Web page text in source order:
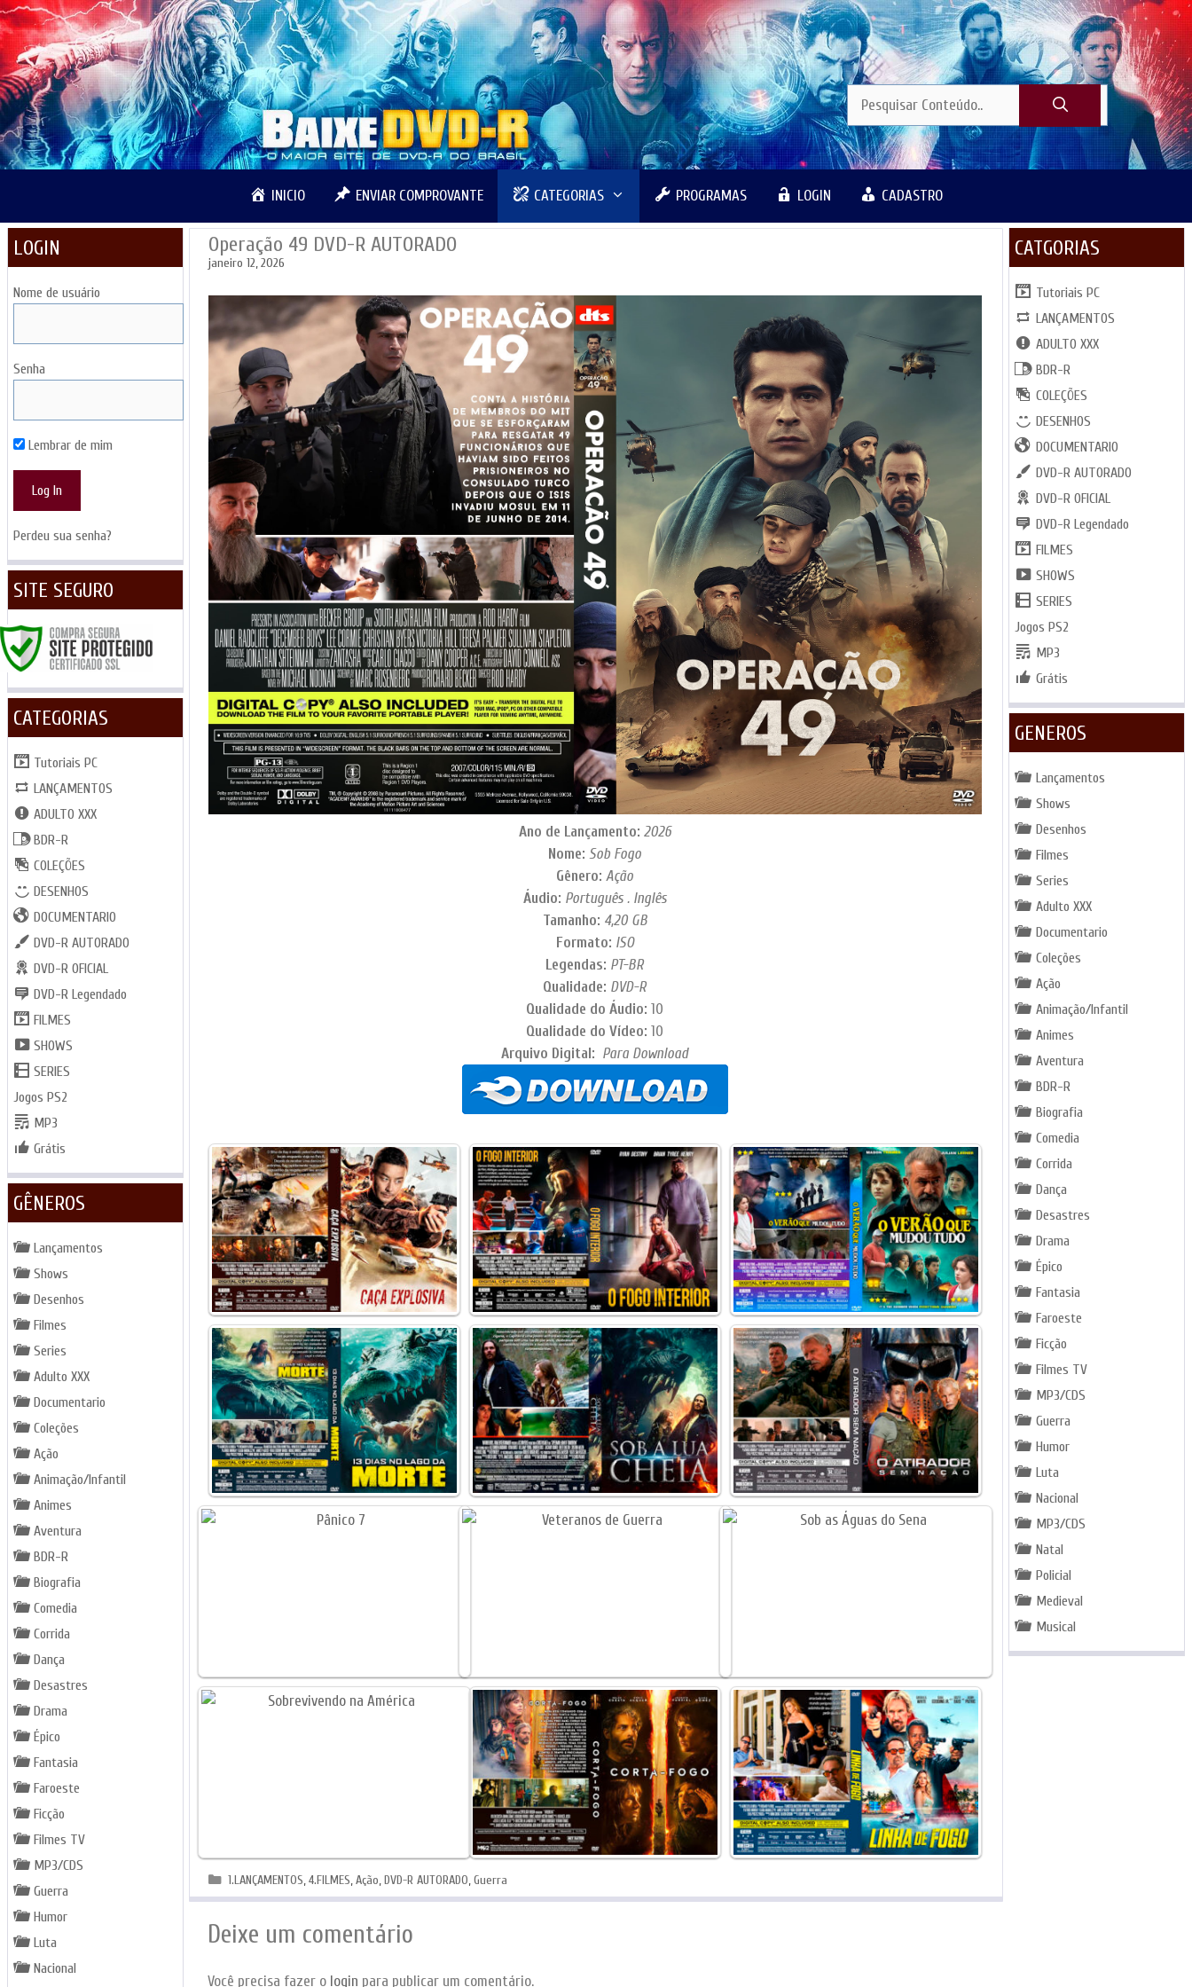
Pular
para
o
conteúdo
INICIO ENVIAR COMPROVANTE CATEGORIAS PROGRAMAS LOGIN CADASTRO
Operação 49 DVD-R AUTORADO
janeiro 12, 2026
Ano de Lançamento: 2026
Nome:Sob Fogo
Gênero:Ação
Áudio: Português . Inglês
Tamanho: 4,20 GB
Formato: ISO
Legendas: PT-BR
Qualidade: DVD-R
Qualidade do Áudio:10
Qualidade do Vídeo:10
Arquivo Digital: Para Download
Categorias
1.LANÇAMENTOS,4.FILMES,Ação,DVD-R AUTORADO,Guerra
Deixe um comentário
Você precisa fazer o login para publicar um comentário.
LOGIN
Nome de usuário
Senha
Lembrar de mim
Perdeu sua senha?
SITE SEGURO
CATEGORIAS
Tutoriais PC
LANÇAMENTOS
ADULTO XXX
BDR-R
COLEÇÕES
DESENHOS
DOCUMENTARIO
DVD-R AUTORADO
DVD-R OFICIAL
DVD-R Legendado
FILMES
SHOWS
SERIES
Jogos PS2
MP3
Grátis
GÊNEROS
Lançamentos
Shows
Desenhos
Filmes
Series
Adulto XXX
Documentario
Coleções
Ação
Animação/Infantil
Animes
Aventura
BDR-R
Biografia
Comedia
Corrida
Dança
Desastres
Drama
Épico
Fantasia
Faroeste
Ficção
Filmes TV
MP3/CDS
Guerra
Humor
Luta
Nacional
CATGORIAS
Tutoriais PC
LANÇAMENTOS
ADULTO XXX
BDR-R
COLEÇÕES
DESENHOS
DOCUMENTARIO
DVD-R AUTORADO
DVD-R OFICIAL
DVD-R Legendado
FILMES
SHOWS
SERIES
Jogos PS2
MP3
Grátis
GENEROS
Lançamentos
Shows
Desenhos
Filmes
Series
Adulto XXX
Documentario
Coleções
Ação
Animação/Infantil
Animes
Aventura
BDR-R
Biografia
Comedia
Corrida
Dança
Desastres
Drama
Épico
Fantasia
Faroeste
Ficção
Filmes TV
MP3/CDS
Guerra
Humor
Luta
Nacional
MP3/CDS
Natal
Policial
Medieval
Musical